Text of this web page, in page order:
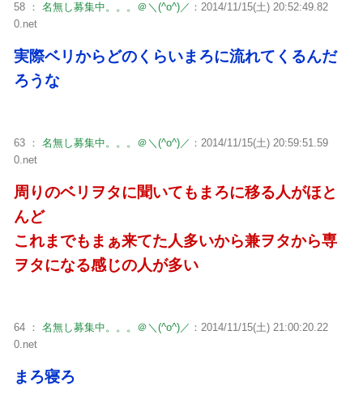
58 ： 名無し募集中。。。＠＼(^o^)／ ：2014/11/15(土) 20:52:49.82
0.net
実際ベリからどのくらいまろに流れてくるんだ
ろうな
63 ： 名無し募集中。。。＠＼(^o^)／ ：2014/11/15(土) 20:59:51.59
0.net
周りのベリヲタに聞いてもまろに移る人がほと
んど
これまでもまぁ来てた人多いから兼ヲタから専
ヲタになる感じの人が多い
64 ： 名無し募集中。。。＠＼(^o^)／ ：2014/11/15(土) 21:00:20.22
0.net
まろ寝ろ